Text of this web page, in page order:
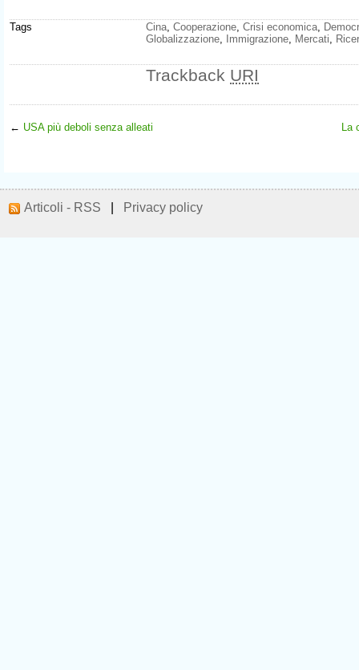
Tags Cina Cooperazione Crisi economica
Globalizzazione Immigrazione Mercati
Trackback URI
← USA più deboli senza alleati La
Articoli - RSS Privacy policy